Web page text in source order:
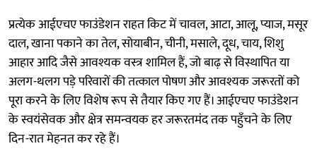
प्रत्येक आईएचए फाउंडेशन राहत किट में चावल, आटा, आलू, प्याज, मसूर
दाल, खाना पकाने का तेल, सोयाबीन, चीनी, मसाले, दूध, चाय, शिशु
आहार आदि जैसे आवश्यक वस्त्र शामिल हैं, जो बाढ़ से विस्थापित या
अलग-थलग पड़े परिवारों की तत्काल पोषण और आवश्यक जरूरतों को
पूरा करने के लिए विशेष रूप से तैयार किए गए हैं। आईएचए फाउंडेशन
के स्वयंसेवक और क्षेत्र समन्वयक हर जरूरतमंद तक पहुँचने के लिए
दिन-रात मेहनत कर रहे हैं।